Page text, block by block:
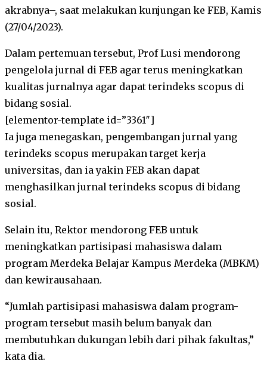
akrabnya–, saat melakukan kunjungan ke FEB, Kamis
(27/04/2023).
Dalam pertemuan tersebut, Prof Lusi mendorong
pengelola jurnal di FEB agar terus meningkatkan
kualitas jurnalnya agar dapat terindeks scopus di
bidang sosial.
[elementor-template id=”3361″]
Ia juga menegaskan, pengembangan jurnal yang
terindeks scopus merupakan target kerja
universitas, dan ia yakin FEB akan dapat
menghasilkan jurnal terindeks scopus di bidang
sosial.
Selain itu, Rektor mendorong FEB untuk
meningkatkan partisipasi mahasiswa dalam
program Merdeka Belajar Kampus Merdeka (MBKM)
dan kewirausahaan.
“Jumlah partisipasi mahasiswa dalam program-
program tersebut masih belum banyak dan
membutuhkan dukungan lebih dari pihak fakultas,”
kata dia.